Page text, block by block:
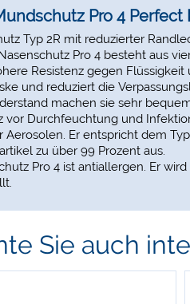
Pro 4 Perfect
Typ 2R mit reduzierter
Pro 4 besteht aus
Resistenz gegen
und reduziert die
machen sie sehr
vor Durchfeuchtung und
Aerosolen. Er entspricht dem
zu über 99 Prozent aus.
Pro 4 ist antiallergen. Er
Sie auch